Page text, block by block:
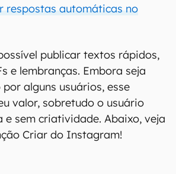
respostas automáticas no
publicar textos rápidos,
e lembranças. Embora seja
alguns usuários, esse
valor, sobretudo o usuário
e sem criatividade. Abaixo, veja
Criar do Instagram!